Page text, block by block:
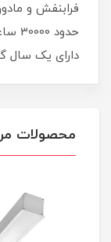
فرابنفش و
دارای یک سال
محصولات